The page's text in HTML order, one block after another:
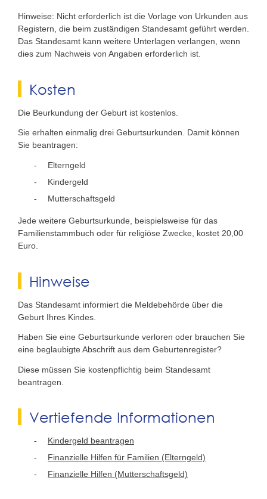
Hinweise: Nicht erforderlich ist die Vorlage von Urkunden aus
Registern, die beim zuständigen Standesamt geführt werden.
Das Standesamt kann weitere Unterlagen verlangen, wenn
dies zum Nachweis von Angaben erforderlich ist.
Kosten
Die Beurkundung der Geburt ist kostenlos.
Sie erhalten einmalig drei Geburtsurkunden. Damit können
Sie beantragen:
Elterngeld
Kindergeld
Mutterschaftsgeld
Jede weitere Geburtsurkunde, beispielsweise für das
Familienstammbuch oder für religiöse Zwecke, kostet 20,00
Euro.
Hinweise
Das Standesamt informiert die Meldebehörde über die
Geburt Ihres Kindes.
Haben Sie eine Geburtsurkunde verloren oder brauchen Sie
eine beglaubigte Abschrift aus dem Geburtenregister?
Diese müssen Sie kostenpflichtig beim Standesamt
beantragen.
Vertiefende Informationen
Kindergeld beantragen
Finanzielle Hilfen für Familien (Elterngeld)
Finanzielle Hilfen (Mutterschaftsgeld)